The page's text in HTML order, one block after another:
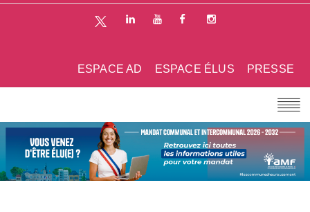
PRESSE
ESPACE ÉLUS
ESPACE AD